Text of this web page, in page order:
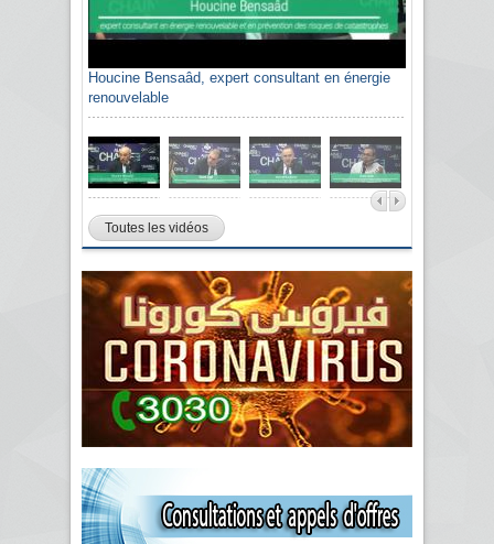
Houcine Bensaâd, expert consultant en énergie
renouvelable
Toutes les vidéos